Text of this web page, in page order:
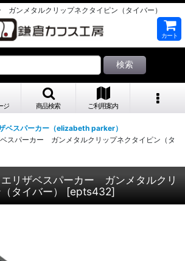
ガンメタルクリップネクタイピン（タイバー）
カート
検索
ジ 商品検索 ご利用案内
ベスパーカー（elizabeth parker）
スパーカー ガンメタルクリップネクタイピン（タ
リザベスパーカー ガンメタルクリ
タイバー）
[epts432]